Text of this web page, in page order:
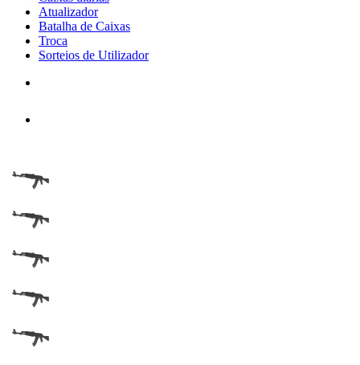
Atualizador
Batalha de Caixas
Troca
Sorteios de Utilizador